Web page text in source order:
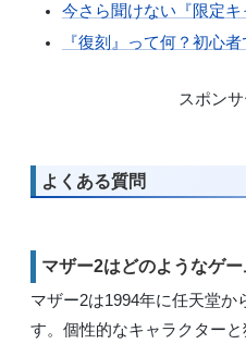
今さら聞けない『限定
『復刻』って何？初心
スポン
よくある質問
マザー2はどのようなゲー
マザー2は1994年に任天堂
す。個性的なキャラクターと